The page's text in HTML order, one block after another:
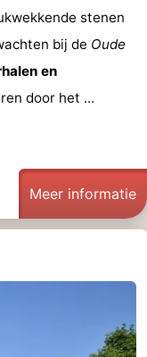
stenen
bij de Oude
en
door het ...
Meer informatie